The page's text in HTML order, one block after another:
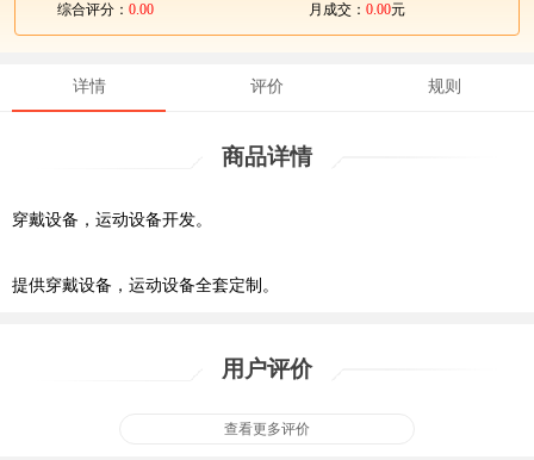
综合评分： 0.00
月成交： 0.00元
详情 评价 规则
商品详情
穿戴设备，运动设备开发。
提供穿戴设备，运动设备全套定制。
用户评价
查看更多评价